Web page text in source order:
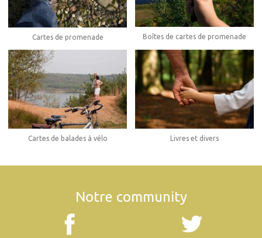
Cartes de promenade Boîtes de cartes de promenade
Cartes de balades à vélo Livres et divers
Notre community